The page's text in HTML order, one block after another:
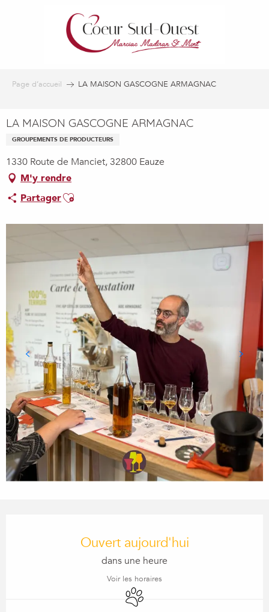
Page d’accueil LA MAISON GASCOGNE ARMAGNAC
LA MAISON GASCOGNE ARMAGNAC
GROUPEMENTS DE PRODUCTEURS
1330 Route de Manciet, 32800 Eauze
M'y rendre
PartagerAjouter aux favoris
Ouvert aujourd'hui
dans une heure
Voir les horaires
Animaux acceptés